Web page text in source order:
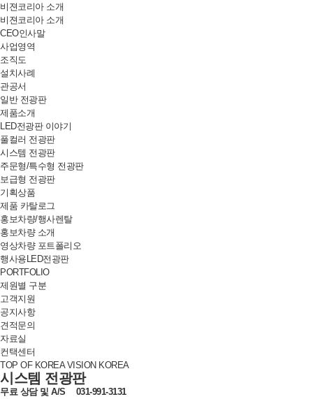
비젼코리아 소개
비젼코리아 소개
CEO인사말
사업영역
조직도
설치사례
관공서
일반 전광판
제품소개
LED전광판 이야기
풀컬러 전광판
시스템 전광판
주문형/특수형 전광판
보급형 전광판
기획상품
제품 카탈로그
홍보차량/행사렌탈
홍보차량 소개
영상차량 포트폴리오
행사용LED전광판
PORTFOLIO
제원별 구분
고객지원
공지사항
견적문의
자료실
컨택센터
TOP OF KOREA VISION KOREA
시스템 전광판
무료 상담 및 A/S
031-991-3131